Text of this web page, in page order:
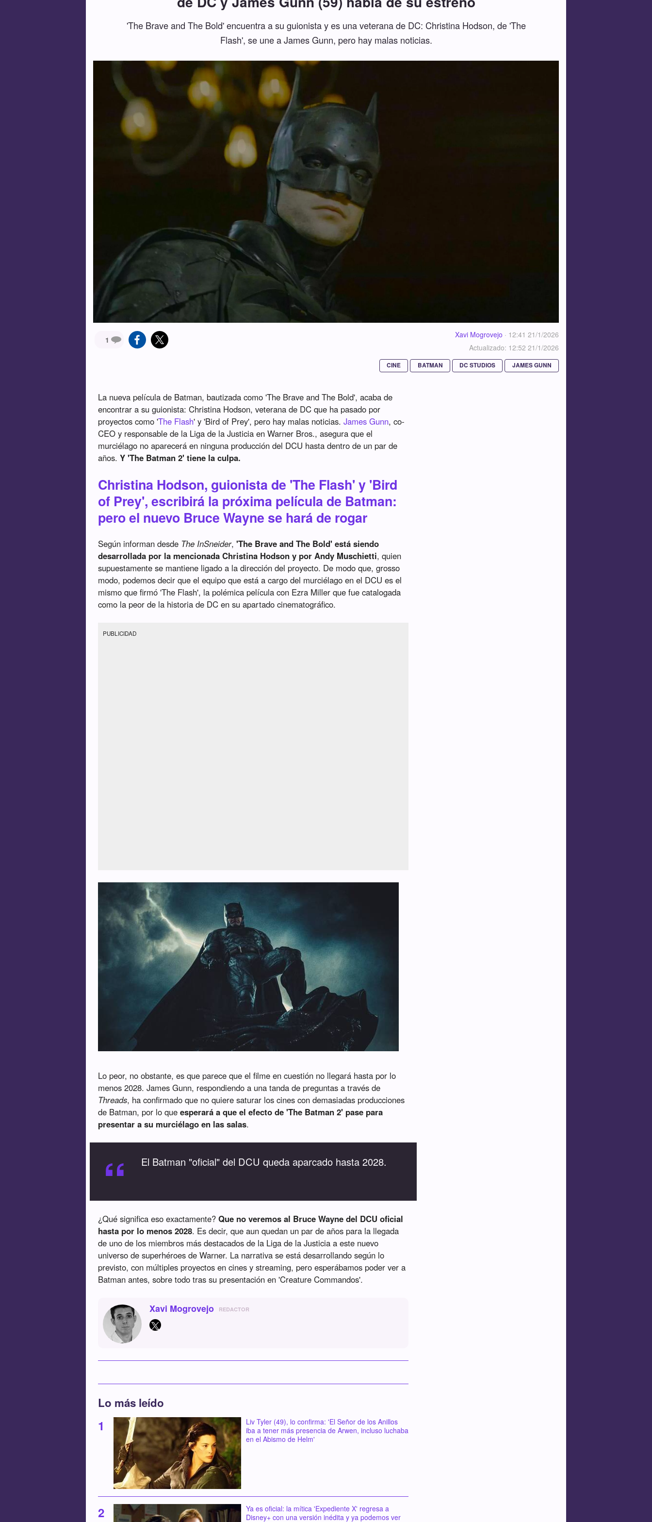
'The Brave and The Bold' encuentra a su guionista y es una veterana de DC: Christina Hodson, de 'The
Flash', se une a James Gunn, pero hay malas noticias.
1
Xavi Mogrovejo · 12:41 21/1/2026
Actualizado: 12:52 21/1/2026
CINE BATMAN DC STUDIOS JAMES GUNN
La nueva película de Batman, bautizada como 'The Brave and The Bold', acaba de
encontrar a su guionista: Christina Hodson, veterana de DC que ha pasado por
proyectos como 'The Flash' y 'Bird of Prey', pero hay malas noticias.James Gunn, co-
CEO y responsable de la Liga de la Justicia en Warner Bros., asegura que el
murciélago no aparecerá en ninguna producción del DCU hasta dentro de un par de
años.Y 'The Batman 2' tiene la culpa.
Christina Hodson, guionista de 'The Flash' y 'Bird
of Prey', escribirá la próxima película de Batman:
pero el nuevo Bruce Wayne se hará de rogar
Según informan desde The InSneider,'The Brave and The Bold' está siendo
desarrollada por la mencionada Christina Hodson y por Andy Muschietti, quien
supuestamente se mantiene ligado a la dirección del proyecto. De modo que, grosso
modo, podemos decir que el equipo que está a cargo del murciélago en el DCU es el
mismo que firmó 'The Flash', la polémica película con Ezra Miller que fue catalogada
como la peor de la historia de DC en su apartado cinematográfico.
PUBLICIDAD
Lo peor, no obstante, es que parece que el filme en cuestión no llegará hasta por lo
menos 2028. James Gunn, respondiendo a una tanda de preguntas a través de
Threads, ha confirmado que no quiere saturar los cines con demasiadas producciones
de Batman, por lo queesperará a que el efecto de 'The Batman 2' pase para
presentar a su murciélago en las salas.
“ El Batman "oficial" del DCU queda aparcado hasta 2028.
¿Qué significa eso exactamente?Que no veremos al Bruce Wayne del DCU oficial
hasta por lo menos 2028. Es decir, que aun quedan un par de años para la llegada
de uno de los miembros más destacados de la Liga de la Justicia a este nuevo
universo de superhéroes de Warner. La narrativa se está desarrollando según lo
previsto, con múltiples proyectos en cines y streaming, pero esperábamos poder ver a
Batman antes, sobre todo tras su presentación en 'Creature Commandos'.
Xavi Mogrovejo REDACTOR
Lo más leído
Liv Tyler (49), lo confirma: 'El Señor de los Anillos
iba a tener más presencia de Arwen, incluso luchaba
en el Abismo de Helm'
Ya es oficial: la mítica 'Expediente X' regresa a
Disney+ con una versión inédita y ya podemos ver